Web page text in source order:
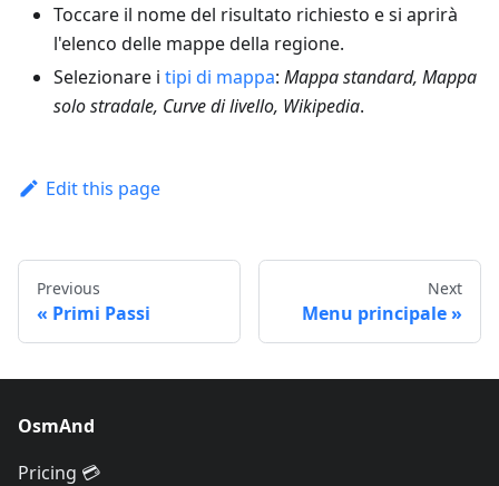
Toccare il nome del risultato richiesto e si aprirà
l'elenco delle mappe della regione.
Selezionare i tipi di mappa: Mappa standard, Mappa
solo stradale, Curve di livello, Wikipedia.
Edit this page
Previous
Primi Passi
Next
Menu principale
OsmAnd
Pricing 💳